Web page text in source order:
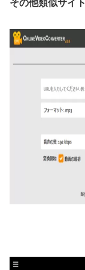
その他類似サイト